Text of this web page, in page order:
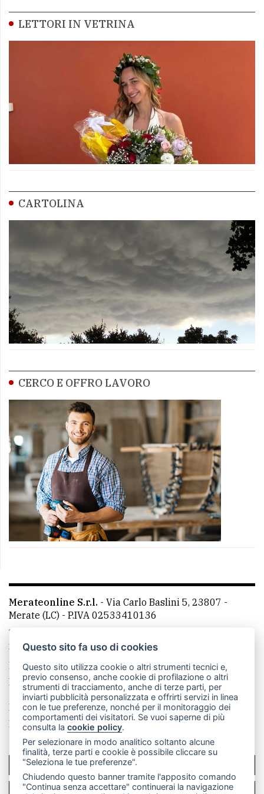
LETTORI IN VETRINA
CARTOLINA
CERCO E OFFRO LAVORO
Merateonline S.r.l. - Via Carlo Baslini 5, 23807 -
Merate (LC) - P.IVA 02533410136
Telefono:
mail: redazione@merateonline.it
La redazione
CasateOnline LeccoOnline
RSS
Made by VIP
Privacy policy
Cookie policy
Rivedi le tue scelte sui cookie
SCRIVICI
PER LA TUA PUBBLICITÀ
Questo sito fa uso di cookies
Questo sito utilizza cookie o altri strumenti tecnici e,
previo consenso, anche cookie di profilazione o altri
strumenti di tracciamento, anche di terze parti, per
inviarti pubblicità personalizzata e offrirti servizi in linea
con le tue preferenze, nonché per il monitoraggio dei
comportamenti dei visitatori. Se vuoi saperne di più
consulta lacookie policy.
Per selezionare in modo analitico soltanto alcune
finalità, terze parti e cookie è possibile cliccare su
"Seleziona le tue preferenze".
Chiudendo questo banner tramite l'apposito comando
"Continua senza accettare" continuerai la navigazione